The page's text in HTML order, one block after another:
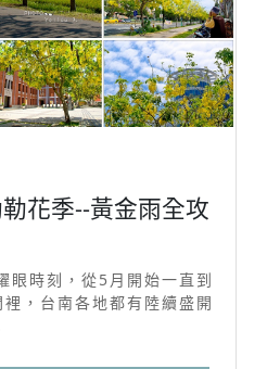
花季--黃金雨全攻
眼時刻，從5月開始一直到
，台南各地都有陸續盛開